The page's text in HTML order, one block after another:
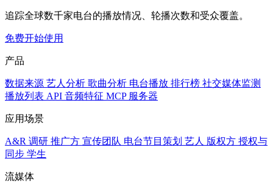
追踪全球数千家电台的播放情况、轮播次数和受众覆盖。
免费开始使用
产品
数据来源 艺人分析 歌曲分析 电台播放 排行榜 社交媒体监测
播放列表 API 音频特征 MCP 服务器
应用场景
A&R 调研 推广方 宣传团队 电台节目策划 艺人 版权方 授权与
同步 学生
流媒体